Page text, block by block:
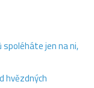
jen na ni,
hvězdných